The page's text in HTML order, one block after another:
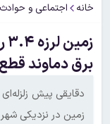
خانه اجتماعی و حوادث
برق دماوند
زمین در نزدیکی